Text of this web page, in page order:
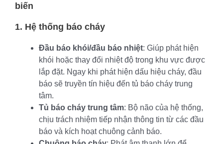
biến
1. Hệ thống báo cháy
Đầu báo khói/đầu báo nhiệt: Giúp phát hiện
khói hoặc thay đổi nhiệt độ trong khu vực được
lắp đặt. Ngay khi phát hiện dấu hiệu cháy, đầu
báo sẽ truyền tín hiệu đến tủ báo cháy trung
tâm.
Tủ báo cháy trung tâm: Bộ não của hệ thống,
chịu trách nhiệm tiếp nhận thông tin từ các đầu
báo và kích hoạt chuông cảnh báo.